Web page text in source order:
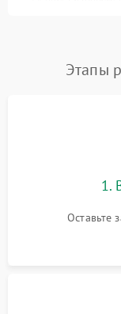
Не работает Face
Этапы
1.
Оставьте